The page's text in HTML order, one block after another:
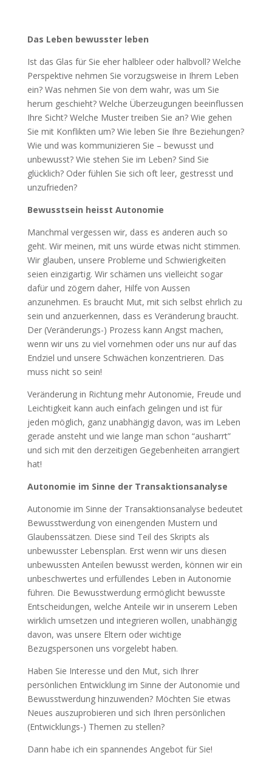
Das Leben bewusster leben
Ist das Glas für Sie eher halbleer oder halbvoll? Welche
Perspektive nehmen Sie vorzugsweise in Ihrem Leben
ein? Was nehmen Sie von dem wahr, was um Sie
herum geschieht? Welche Überzeugungen beeinflussen
Ihre Sicht? Welche Muster treiben Sie an? Wie gehen
Sie mit Konflikten um? Wie leben Sie Ihre Beziehungen?
Wie und was kommunizieren Sie – bewusst und
unbewusst? Wie stehen Sie im Leben? Sind Sie
glücklich? Oder fühlen Sie sich oft leer, gestresst und
unzufrieden?
Bewusstsein heisst Autonomie
Manchmal vergessen wir, dass es anderen auch so
geht. Wir meinen, mit uns würde etwas nicht stimmen.
Wir glauben, unsere Probleme und Schwierigkeiten
seien einzigartig. Wir schämen uns vielleicht sogar
dafür und zögern daher, Hilfe von Aussen
anzunehmen. Es braucht Mut, mit sich selbst ehrlich zu
sein und anzuerkennen, dass es Veränderung braucht.
Der (Veränderungs-) Prozess kann Angst machen,
wenn wir uns zu viel vornehmen oder uns nur auf das
Endziel und unsere Schwächen konzentrieren. Das
muss nicht so sein!
Veränderung in Richtung mehr Autonomie, Freude und
Leichtigkeit kann auch einfach gelingen und ist für
jeden möglich, ganz unabhängig davon, was im Leben
gerade ansteht und wie lange man schon “ausharrt”
und sich mit den derzeitigen Gegebenheiten arrangiert
hat!
Autonomie im Sinne der Transaktionsanalyse
Autonomie im Sinne der Transaktionsanalyse bedeutet
Bewusstwerdung von einengenden Mustern und
Glaubenssätzen. Diese sind Teil des Skripts als
unbewusster Lebensplan. Erst wenn wir uns diesen
unbewussten Anteilen bewusst werden, können wir ein
unbeschwertes und erfüllendes Leben in Autonomie
führen. Die Bewusstwerdung ermöglicht bewusste
Entscheidungen, welche Anteile wir in unserem Leben
wirklich umsetzen und integrieren wollen, unabhängig
davon, was unsere Eltern oder wichtige
Bezugspersonen uns vorgelebt haben.
Haben Sie Interesse und den Mut, sich Ihrer
persönlichen Entwicklung im Sinne der Autonomie und
Bewusstwerdung hinzuwenden? Möchten Sie etwas
Neues auszuprobieren und sich Ihren persönlichen
(Entwicklungs-) Themen zu stellen?
Dann habe ich ein spannendes Angebot für Sie!